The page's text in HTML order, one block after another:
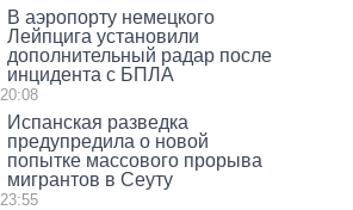
В аэропорту немецкого
Лейпцига установили
дополнительный радар после
инцидента с БПЛА
Испанская разведка
предупредила о новой
попытке массового прорыва
мигрантов в Сеуту